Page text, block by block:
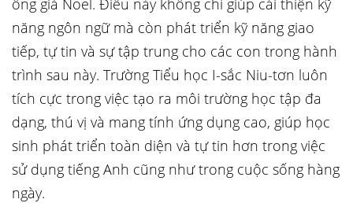
ông già Noel. Điều này không chỉ giúp cải thiện kỹ
năng ngôn ngữ mà còn phát triển kỹ năng giao
tiếp, tự tin và sự tập trung cho các con trong hành
trình sau này. Trường Tiểu học I-sắc Niu-tơn luôn
tích cực trong việc tạo ra môi trường học tập đa
dạng, thú vị và mang tính ứng dụng cao, giúp học
sinh phát triển toàn diện và tự tin hơn trong việc
sử dụng tiếng Anh cũng như trong cuộc sống hàng
ngày.